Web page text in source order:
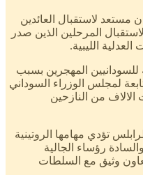
مستعد لاستقبال العائدين
المرحلين الذين صدر
الليبية.
للسودانيين المهجرين بسبب
لمجلس الوزراء السوداني
من النازحين
تؤدي مهامها الروتينية
رؤساء الجالية
وثيق مع السلطات